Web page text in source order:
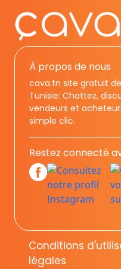
À propos de nous
cava.tn site gratuit
Tunisie: Chattez,
vendeurs et
simple clic.
Restez connecté
Conditions
légales